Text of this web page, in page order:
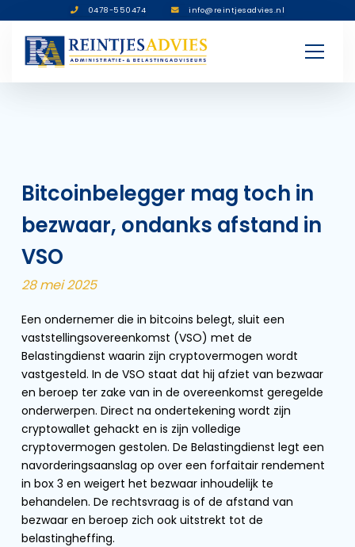
0478-550474 info@reintjesadvies.nl
Bitcoinbelegger mag toch in
bezwaar, ondanks afstand in
VSO
28 mei 2025
Een ondernemer die in bitcoins belegt, sluit een
vaststellingsovereenkomst (VSO) met de
Belastingdienst waarin zijn cryptovermogen wordt
vastgesteld. In de VSO staat dat hij afziet van bezwaar
en beroep ter zake van in de overeenkomst geregelde
onderwerpen. Direct na ondertekening wordt zijn
cryptowallet gehackt en is zijn volledige
cryptovermogen gestolen. De Belastingdienst legt een
navorderingsaanslag op over een forfaitair rendement
in box 3 en weigert het bezwaar inhoudelijk te
behandelen. De rechtsvraag is of de afstand van
bezwaar en beroep zich ook uitstrekt tot de
belastingheffing.